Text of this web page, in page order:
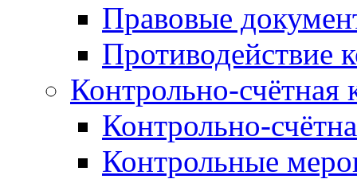
Правовые
Противодействие
Контрольно-счётная
Контрольно-
Контрольные